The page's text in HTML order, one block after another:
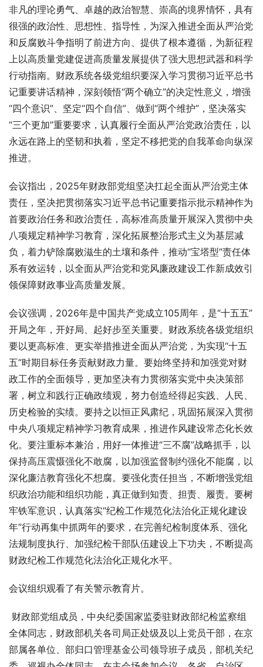
非凡的理论勇气、卓越的政治智慧、崇高的境界情怀，具有
很强的政治性、思想性、指导性，为深入推进全面从严治党
和反腐败斗争指明了前进方向、提供了根本遵循，为新征程
上以高质量党建促进高质量发展提供了强大思想武器和科学
行动指南。财政系统各级党组织要深入学习贯彻习近平总书
记重要讲话精神，深刻领悟“两个确立”的决定性意义，增强
“四个意识”、坚定“四个自信”、做到“两个维护”，坚决落实
“三个更加”重要要求，认真履行全面从严治党政治责任，以
永远在路上的坚韧和执着，坚定不移把党的自我革命向纵深
推进。
会议指出，2025年财政部党组坚决扛起全面从严治党主体
责任，坚决把贯彻落实习近平总书记重要指示批示精神作为
首要政治任务和政治责任，高标准高质量开展深入贯彻中央
八项规定精神学习教育，深化拓展整治形式主义为基层减
负，着力铲除腐败滋生的土壤和条件，推动“宝塔型”责任体
系有效运转，以全面从严治党和党风廉政建设工作新成效引
领保障财政事业高质量发展。
会议强调，2026年是中国共产党成立105周年，是“十五五”
开局之年，开好局、起好步至关重要。财政系统各级党组织
要以更高标准、更实举措推进全面从严治党，为实现“十五
五”时期目标任务贡献财政力量。要始终坚持和加强党对财
政工作的全面领导，更加坚决有力贯彻落实党中央决策部
署，树立和践行正确政绩观，努力创造经得起实践、人民、
历史检验的实绩。要持之以恒正风肃纪，巩固拓展深入贯彻
中央八项规定精神学习教育成果，推进作风建设常态化长效
化。要注重标本兼治，用好一体推进“三不腐”战略抓手，以
保持高压震慑强化不敢腐，以加强监督制约强化不能腐，以
深化廉洁教育强化不想腐。要强化责任担当，不断增强党组
织政治功能和组织功能，真正做到知责、担责、履责。要树
牢铁军意识，认真落实“纪检工作规范化法治化正规化建设
年”行动再集中抓两年的要求，在完善纪检制度体系、强化
法规制度执行、加强纪检干部队伍建设上下功夫，不断提高
财政纪检工作规范化法治化正规化水平。
会议组织观看了有关警示教育片。
财政部党组成员，中央纪委国家监委驻财政部纪检监察组
全体同志，财政部机关各司局正处级及以上党员干部，在京
部属各单位、部归口管理基金公司领导班子成员，部机关纪